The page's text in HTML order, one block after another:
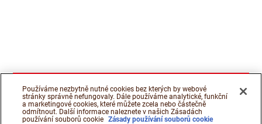
Používáme nezbytně nutné cookies bez kterých by webové
stránky správně nefungovaly. Dále používáme analytické, funkční
a marketingové cookies, které můžete zcela nebo částečně
odmítnout. Další informace naleznete v našich Zásadách
používání souborů cookie Zásady používání souborů cookie